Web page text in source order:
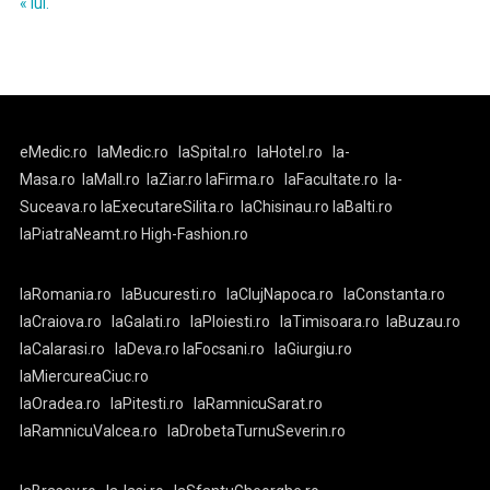
eMedic.ro laMedic.ro laSpital.ro laHotel.ro
la-
Masa.ro
laMall.ro laZiar.ro laFirma.ro laFacultate.ro
la-
Suceava.ro laExecutareSilita.ro laChisinau.ro laBalti.ro
laPiatraNeamt.ro High-Fashion.ro
laRomania.ro laBucuresti.ro laClujNapoca.ro
laConstanta.ro
laCraiova.ro
laGalati.ro laPloiesti.ro laTimisoara.ro
laBuzau.ro
laCalarasi.ro
laDeva.ro laFocsani.ro
laGiurgiu.ro
laMiercureaCiuc.ro
laOradea.ro
laPitesti.ro
laRamnicuSarat.ro
laRamnicuValcea.ro
laDrobetaTurnuSeverin.ro